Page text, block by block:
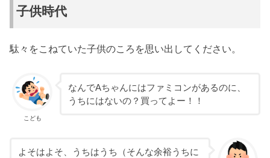
子供時代
駄々をこねていた子供のころを思い出してください。
こども
なんでAちゃんにはファミコンがあるのに、
うちにはないの？買ってよー！！
よそはよそ、うちはうち（そんな余裕うちに